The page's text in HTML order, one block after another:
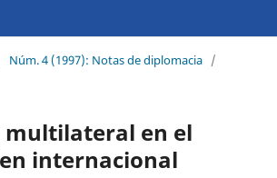
Núm. 4 (1997): Notas de diplomacia /
multilateral en el
internacional